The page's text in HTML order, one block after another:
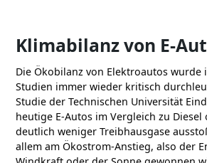
Klimabilanz von E-
Die Ökobilanz von Elektroautos wurde
Studien immer wieder kritisch
Studie der Technischen Universität
heutige E-Autos im Vergleich zu Diesel
deutlich weniger Treibhausgase
allem am Ökostrom-Anstieg, also der